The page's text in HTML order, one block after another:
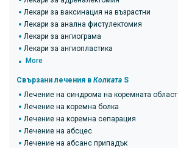
Лекари за ваксинация на възрастни
Лекари за анална фистулектомия
Лекари за ангиограма
Лекари за ангиопластика
More
Свързани лечения в Колката S
Лечение на синдрома на коремната област
Лечение на коремна болка
Лечение на коремна сепарация
Лечение на абсцес
Лечение на абсанс припадък